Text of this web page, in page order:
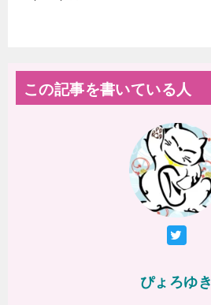
この記事を書いている人
ぴょろゆき